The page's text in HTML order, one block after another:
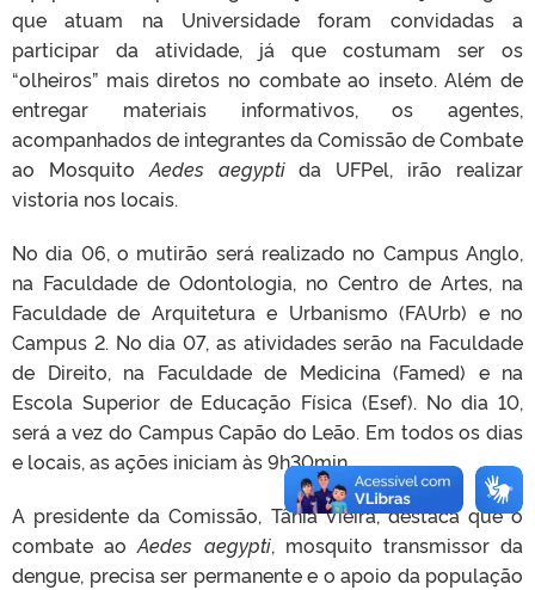
que atuam na Universidade foram convidadas a
participar da atividade, já que costumam ser os
“olheiros” mais diretos no combate ao inseto. Além de
entregar materiais informativos, os agentes,
acompanhados de integrantes da Comissão de Combate
ao Mosquito Aedes aegyptida UFPel, irão realizar
vistoria nos locais.
No dia 06, o mutirão será realizado no Campus Anglo,
na Faculdade de Odontologia, no Centro de Artes, na
Faculdade de Arquitetura e Urbanismo (FAUrb) e no
Campus 2. No dia 07, as atividades serão na Faculdade
de Direito, na Faculdade de Medicina (Famed) e na
Escola Superior de Educação Física (Esef). No dia 10,
será a vez do Campus Capão do Leão. Em todos os dias
e locais, as ações iniciam às 9h30min.
A presidente da Comissão, Tânia Vieira, destaca que o
combate aoAedes aegypti, mosquito transmissor da
dengue, precisa ser permanente e o apoio da população